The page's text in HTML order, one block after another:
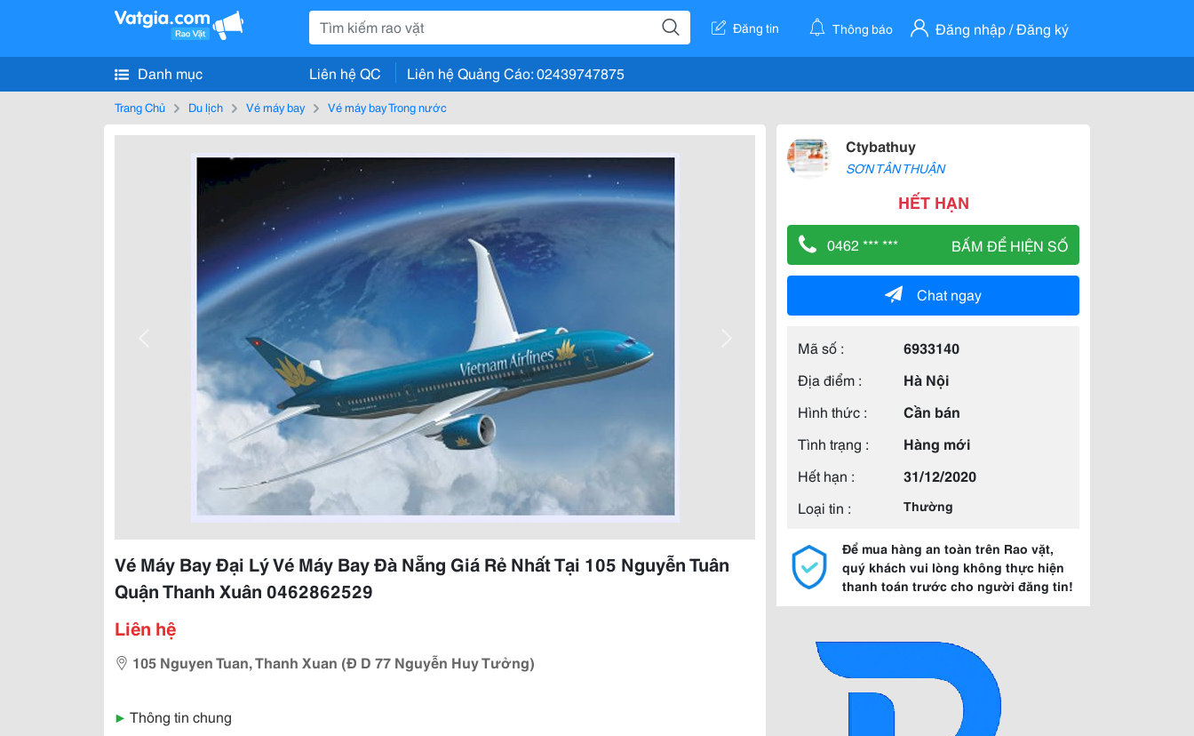
Đăng tin Thông báo Đăng nhập / Đăng ký
Danh mục Liên hệ QC Liên hệ Quảng Cáo: 02439747875
Trang Chủ Du lịch Vé máy bay Vé máy bay Trong nước
Vé Máy Bay Đại Lý Vé Máy Bay Đà Nẵng Giá Rẻ Nhất Tại 105 Nguyễn Tuân
Quận Thanh Xuân 0462862529
Liên hệ
105 Nguyen Tuan, Thanh Xuan (Đ D 77 Nguyễn Huy Tưởng)
▶ Thông tin chung
Ctybathuy
SƠN TÂN THUẬN
HẾT HẠN
0462 *** *** BẤM ĐỂ HIỆN SỐ
Chat ngay
Mã số :
6933140
Địa điểm :
Hà Nội
Hình thức :
Cần bán
Tình trạng :
Hàng mới
Hết hạn :
31/12/2020
Loại tin :
Thường
Để mua hàng an toàn trên Rao vặt,
quý khách vui lòng không thực hiện
thanh toán trước cho người đăng tin!